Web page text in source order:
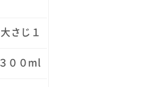
大さじ１
３００ml